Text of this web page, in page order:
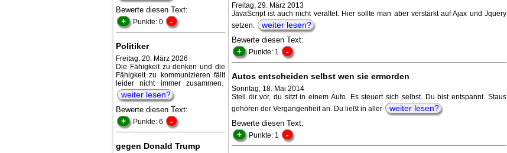
Bewerte diesen Text:
+ Punkte: 0 -
Politiker
Freitag, 20. März 2026
Die Fähigkeit zu denken und die
Fähigkeit zu kommunizieren fällt
leider nicht immer zusammen.
weiter lesen?
Bewerte diesen Text:
+ Punkte: 6 -
gegen Donald Trump
Freitag, 29. März 2013
JavaScript ist auch nicht veraltet. Hier sollte man aber verstärkt auf Ajax und Jquery
setzen.
weiter lesen?
Bewerte diesen Text:
+ Punkte: 1 -
Autos entscheiden selbst wen sie ermorden
Sonntag, 18. Mai 2014
Stell dir vor, du sitzt in einem Auto. Es steuert sich selbst. Du bist entspannt. Staus
gehören der Vergangenheit an. Du ließt in aller
weiter lesen?
Bewerte diesen Text:
+ Punkte: 1 -